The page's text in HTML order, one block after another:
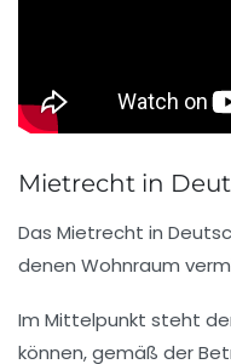
Mietrecht in
Das Mietrecht in
denen Wohnraum
Im Mittelpunkt steht
können, gemäß der